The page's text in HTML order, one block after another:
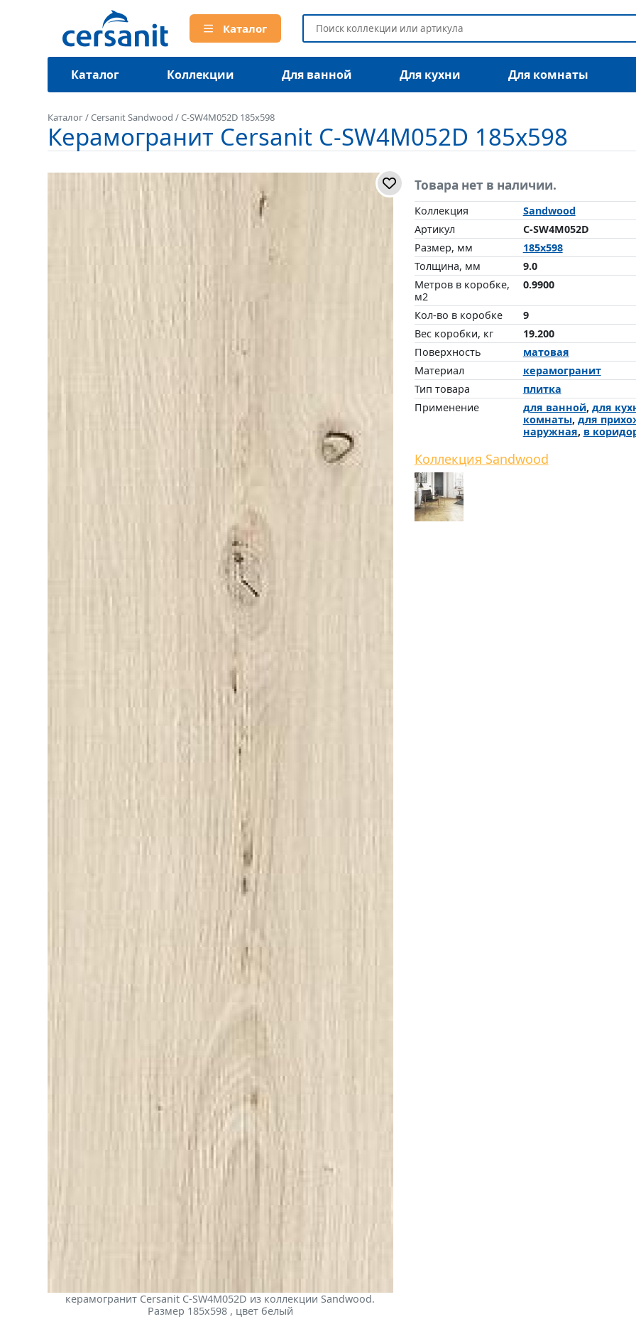
Каталог
Каталог Коллекции Для ванной Для кухни Для комнаты
Каталог/Cersanit Sandwood /C-SW4M052D 185x598
Керамогранит Cersanit C-SW4M052D 185x598
керамогранит Cersanit C-SW4M052D из коллекции Sandwood.
Размер 185x598 , цвет белый
Товара нет в наличии.
Коллекция
Sandwood
Артикул
C-SW4M052D
Размер, мм
185x598
Толщина, мм
9.0
Метров в коробке,
м2
0.9900
Кол-во в коробке
9
Вес коробки, кг
19.200
Поверхность
матовая
Материал
керамогранит
Тип товара
плитка
Применение
для ванной, для
комнаты, для
наружная, в
Коллекция Sandwood